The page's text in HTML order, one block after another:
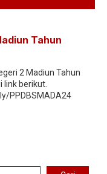
Tahun
2 Madiun Tahun
berikut.
PPDBSMADA24